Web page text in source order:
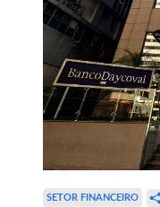
SETOR FINANCEIRO